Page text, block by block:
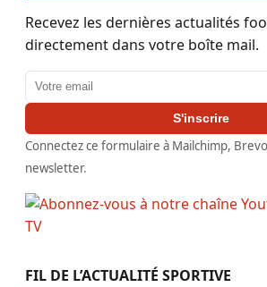
Recevez les dernières actualités
directement dans votre boîte mail.
Adresse email
S'inscrire
Connectez ce formulaire à Mailchimp,
newsletter.
FIL DE L’ACTUALITÉ SPORTIVE